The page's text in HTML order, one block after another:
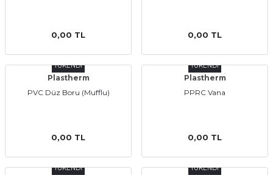
0,00 TL 0,00 TL
TÜKENDİ
Plastherm
PVC Düz Boru (Mufflu)
0,00 TL
TÜKENDİ
Plastherm
PPRC Vana
0,00 TL
TÜKENDİ TÜKENDİ